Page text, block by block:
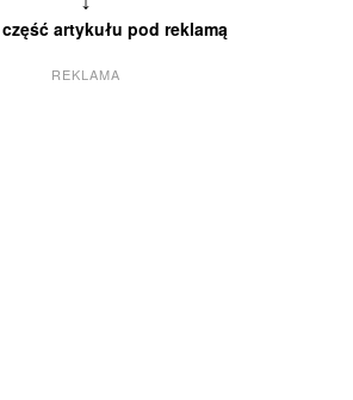
artykułu pod reklamą
REKLAMA